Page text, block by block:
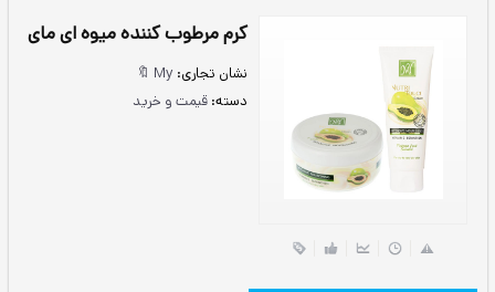
کرم مرطوب کننده میوه ای مای
نشان تجاری: